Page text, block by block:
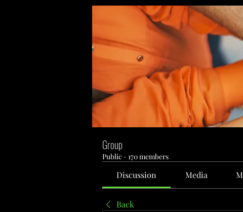
Group
Public · 170 members
Discussion Media
Back